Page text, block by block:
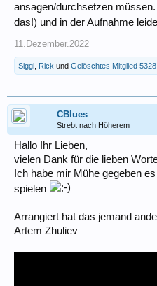
ansagen/durchsetzen
das!) und in der Aufnahme
11.Dezember.2022
Siggi Rick und Gelöschtes Mitglied 5328
CBlues
Strebt nach Höherem
Hallo Ihr Lieben,
vielen Dank für die lieben
Ich habe mir Mühe gegeben
spielen
Arrangiert hat das jemand
Artem Zhuliev